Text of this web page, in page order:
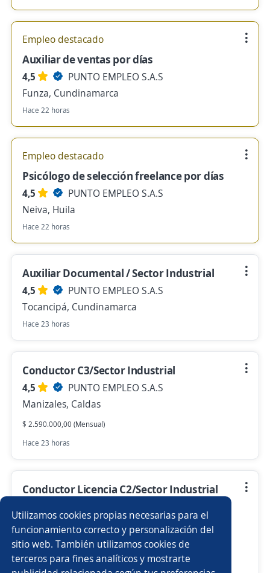
Utilizamos cookies propias necesarias para el
funcionamiento correcto y personalización del
sitio web. También utilizamos cookies de
terceros para fines analíticos y mostrarte
Empleo destacado
Auxiliar de ventas por días
4,5
PUNTO EMPLEO S.A.S
Funza, Cundinamarca
Hace 22 horas
Empleo destacado
Psicólogo de selección freelance por días
4,5
PUNTO EMPLEO S.A.S
Neiva, Huila
Hace 22 horas
Auxiliar Documental / Sector Industrial
4,5
PUNTO EMPLEO S.A.S
Tocancipá, Cundinamarca
Hace 23 horas
Conductor C3/Sector Industrial
4,5
PUNTO EMPLEO S.A.S
Manizales, Caldas
$ 2.590.000,00 (Mensual)
Hace 23 horas
Conductor Licencia C2/Sector Industrial
Manizales, Caldas
$ 1.850.000,00 (Mensual)
Hace 23 horas